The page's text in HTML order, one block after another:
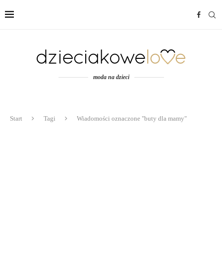
moda na dzieci
Start Tagi Wiadomości oznaczone "buty dla mamy"